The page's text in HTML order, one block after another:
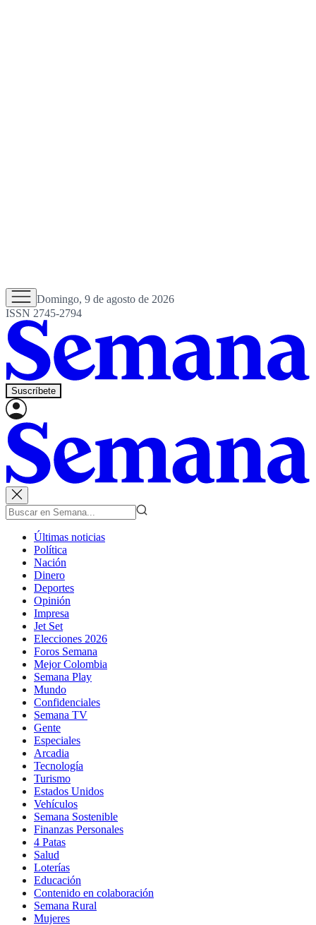
Domingo, 9 de agosto de 2026
ISSN 2745-2794
Suscríbete
Últimas noticias
Política
Nación
Dinero
Deportes
Opinión
Impresa
Jet Set
Elecciones 2026
Foros Semana
Mejor Colombia
Semana Play
Mundo
Confidenciales
Semana TV
Gente
Especiales
Arcadia
Tecnología
Turismo
Estados Unidos
Vehículos
Semana Sostenible
Finanzas Personales
4 Patas
Salud
Loterías
Educación
Contenido en colaboración
Semana Rural
Mujeres